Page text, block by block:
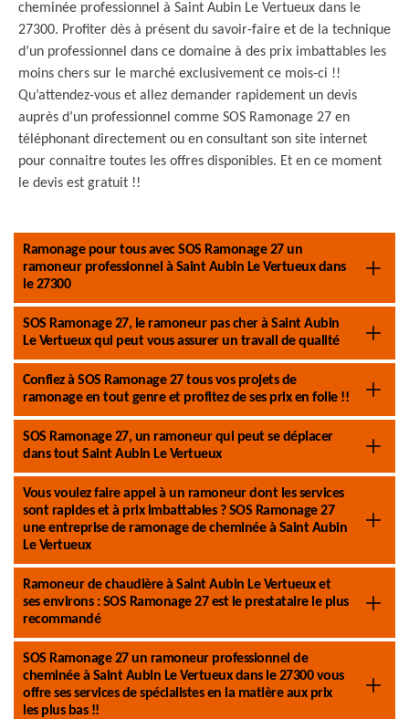
cheminée professionnel à Saint Aubin Le Vertueux dans le
27300. Profiter dès à présent du savoir-faire et de la technique
d’un professionnel dans ce domaine à des prix imbattables les
moins chers sur le marché exclusivement ce mois-ci !!
Qu’attendez-vous et allez demander rapidement un devis
auprès d’un professionnel comme SOS Ramonage 27 en
téléphonant directement ou en consultant son site internet
pour connaitre toutes les offres disponibles. Et en ce moment
le devis est gratuit !!
Ramonage pour tous avec SOS Ramonage 27 un
ramoneur professionnel à Saint Aubin Le Vertueux dans
le 27300
SOS Ramonage 27, le ramoneur pas cher à Saint Aubin
Le Vertueux qui peut vous assurer un travail de qualité
Confiez à SOS Ramonage 27 tous vos projets de
ramonage en tout genre et profitez de ses prix en folie !!
SOS Ramonage 27, un ramoneur qui peut se déplacer
dans tout Saint Aubin Le Vertueux
Vous voulez faire appel à un ramoneur dont les services
sont rapides et à prix imbattables ? SOS Ramonage 27
une entreprise de ramonage de cheminée à Saint Aubin
Le Vertueux
Ramoneur de chaudière à Saint Aubin Le Vertueux et
ses environs : SOS Ramonage 27 est le prestataire le plus
recommandé
SOS Ramonage 27 un ramoneur professionnel de
cheminée à Saint Aubin Le Vertueux dans le 27300 vous
offre ses services de spécialistes en la matière aux prix
les plus bas !!